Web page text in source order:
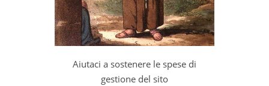
Aiutaci a sostenere le spese di
gestione del sito